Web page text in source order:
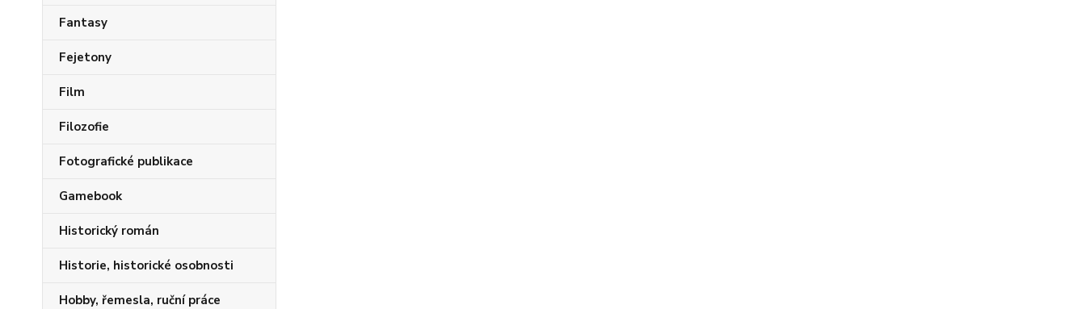
Fantasy
Fejetony
Film
Filozofie
Fotografické publikace
Gamebook
Historický román
Historie, historické osobnosti
Hobby, řemesla, ruční práce